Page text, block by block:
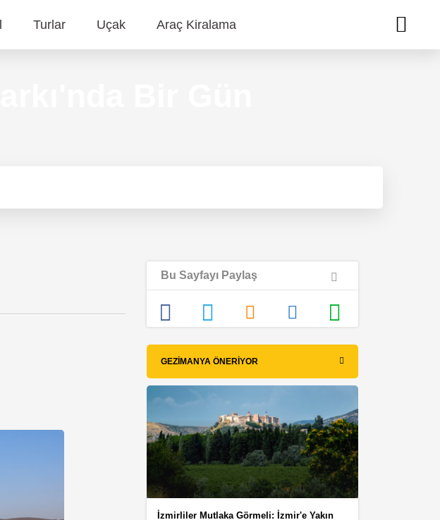
Turlar Uçak Araç Kiralama
Bu Sayfayı Paylaş
GEZIMANYA ÖNERIYOR
İzmirliler Mutlaka Görmeli: İzmir'e Yakın